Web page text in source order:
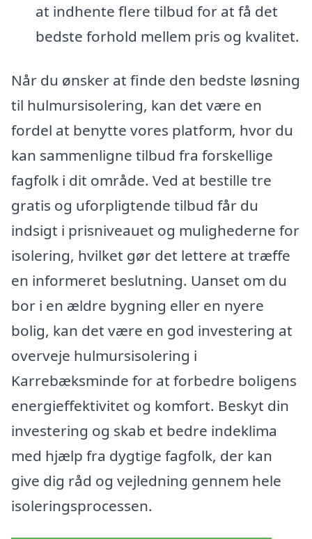
at indhente flere tilbud for at få det
bedste forhold mellem pris og kvalitet.
Når du ønsker at finde den bedste løsning
til hulmursisolering, kan det være en
fordel at benytte vores platform, hvor du
kan sammenligne tilbud fra forskellige
fagfolk i dit område. Ved at bestille tre
gratis og uforpligtende tilbud får du
indsigt i prisniveauet og mulighederne for
isolering, hvilket gør det lettere at træffe
en informeret beslutning. Uanset om du
bor i en ældre bygning eller en nyere
bolig, kan det være en god investering at
overveje hulmursisolering i
Karrebæksminde for at forbedre boligens
energieffektivitet og komfort. Beskyt din
investering og skab et bedre indeklima
med hjælp fra dygtige fagfolk, der kan
give dig råd og vejledning gennem hele
isoleringsprocessen.